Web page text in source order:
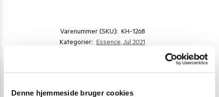
Denne hjemmeside bruger cookies
Varenummer (SKU): KH-1268
Kategorier: Essence,Jul 2021